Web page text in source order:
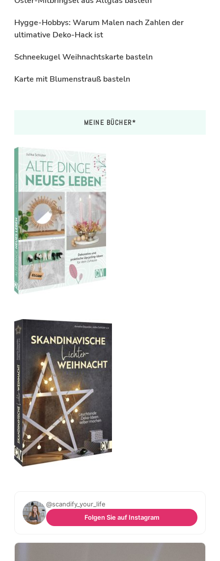
Hygge-Hobbys: Warum Malen nach Zahlen der
ultimative Deko-Hack ist
Schneekugel Weihnachtskarte basteln
Karte mit Blumenstrauß basteln
MEINE BÜCHER*
@scandify_your_life
Folgen Sie auf Instagram